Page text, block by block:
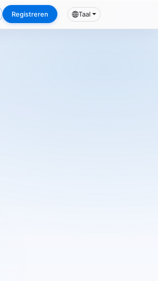
Registreren Taal